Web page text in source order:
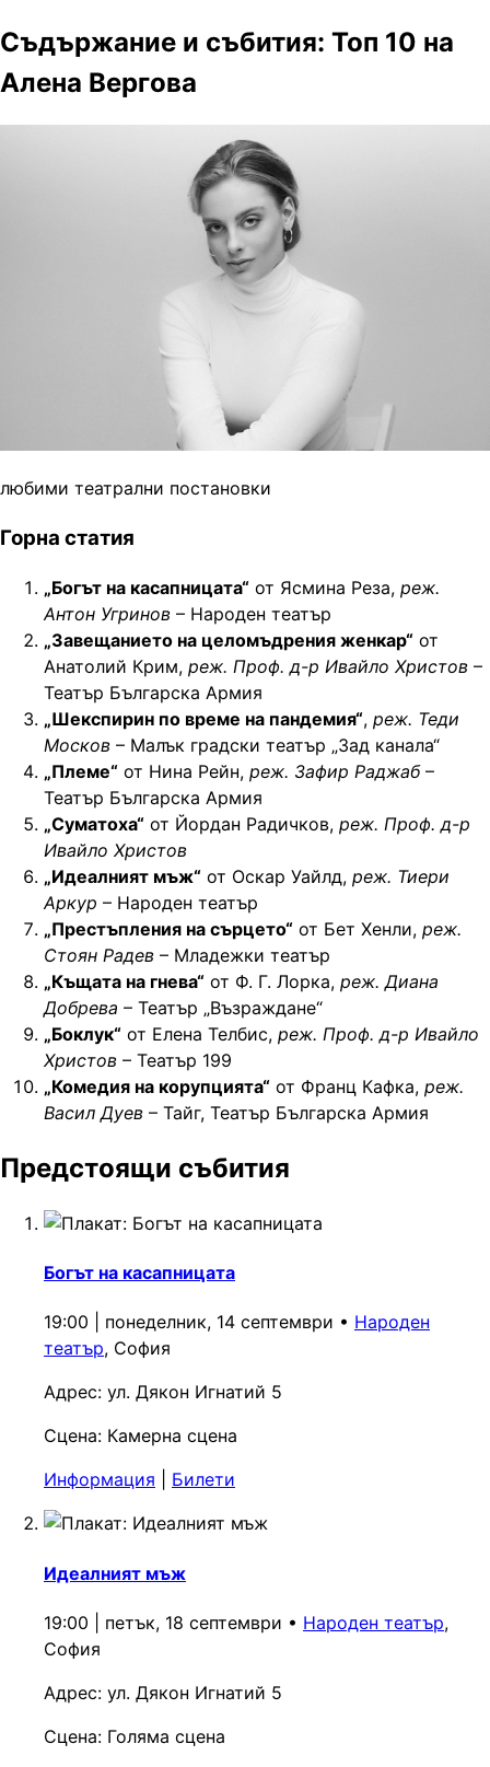
Съдържание и събития: Топ 10 на
Алена Вергова
любими театрални постановки
Горна статия
„Богът на касапницата“ от Ясмина Реза, реж.
Антон Угринов – Народен театър
„Завещанието на целомъдрения женкар“ от
Анатолий Крим, реж. Проф. д-р Ивайло Христов –
Театър Българска Армия
„Шекспирин по време на пандемия“, реж. Теди
Москов – Малък градски театър „Зад канала“
„Племе“ от Нина Рейн, реж. Зафир Раджаб–
Театър Българска Армия
„Суматоха“ от Йордан Радичков, реж. Проф. д-р
Ивайло Христов
„Идеалният мъж“ от Оскар Уайлд, реж. Тиери
Аркур – Народен театър
„Престъпления на сърцето“ от Бет Хенли, реж.
Стоян Радев – Младежки театър
„Къщата на гнева“ от Ф. Г. Лорка, реж. Диана
Добрева – Театър „Възраждане“
„Боклук“ от Елена Телбис, реж. Проф. д-р Ивайло
Христов – Театър 199
„Комедия на корупцията“ от Франц Кафка, реж.
Васил Дуев – Тайг, Театър Българска Армия
Предстоящи събития
Богът на касапницата
19:00 | понеделник, 14 септември • Народен
театър, София
Адрес: ул. Дякон Игнатий 5
Сцена: Камерна сцена
Информация
Билети
Идеалният мъж
19:00 | петък, 18 септември • Народен театър,
София
Адрес: ул. Дякон Игнатий 5
Сцена: Голяма сцена